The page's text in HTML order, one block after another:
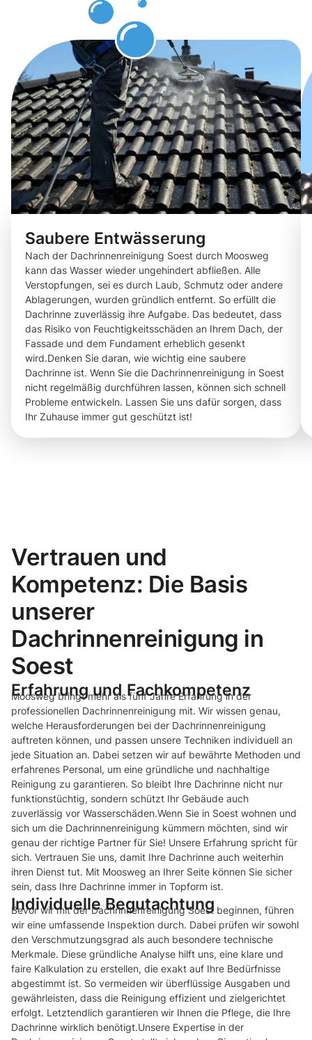
Saubere Entwässerung
Nach der Dachrinnenreinigung Soest durch Moosweg
kann das Wasser wieder ungehindert abfließen. Alle
Verstopfungen, sei es durch Laub, Schmutz oder andere
Ablagerungen, wurden gründlich entfernt. So erfüllt die
Dachrinne zuverlässig ihre Aufgabe. Das bedeutet, dass
das Risiko von Feuchtigkeitsschäden an Ihrem Dach, der
Fassade und dem Fundament erheblich gesenkt
wird.Denken Sie daran, wie wichtig eine saubere
Dachrinne ist. Wenn Sie die Dachrinnenreinigung in Soest
nicht regelmäßig durchführen lassen, können sich schnell
Probleme entwickeln. Lassen Sie uns dafür sorgen, dass
Ihr Zuhause immer gut geschützt ist!
Vertrauen und
Kompetenz: Die Basis
unserer
Dachrinnenreinigung in
Soest
Erfahrung und Fachkompetenz
Moosweg bringt mehr als fünf Jahre Erfahrung in der
professionellen Dachrinnenreinigung mit. Wir wissen genau,
welche Herausforderungen bei der Dachrinnenreinigung
auftreten können, und passen unsere Techniken individuell an
jede Situation an. Dabei setzen wir auf bewährte Methoden und
erfahrenes Personal, um eine gründliche und nachhaltige
Reinigung zu garantieren. So bleibt Ihre Dachrinne nicht nur
funktionstüchtig, sondern schützt Ihr Gebäude auch
zuverlässig vor Wasserschäden.Wenn Sie in Soest wohnen und
sich um die Dachrinnenreinigung kümmern möchten, sind wir
genau der richtige Partner für Sie! Unsere Erfahrung spricht für
sich. Vertrauen Sie uns, damit Ihre Dachrinne auch weiterhin
ihren Dienst tut. Mit Moosweg an Ihrer Seite können Sie sicher
sein, dass Ihre Dachrinne immer in Topform ist.
Individuelle Begutachtung
Bevor wir mit der Dachrinnenreinigung Soest beginnen, führen
wir eine umfassende Inspektion durch. Dabei prüfen wir sowohl
den Verschmutzungsgrad als auch besondere technische
Merkmale. Diese gründliche Analyse hilft uns, eine klare und
faire Kalkulation zu erstellen, die exakt auf Ihre Bedürfnisse
abgestimmt ist. So vermeiden wir überflüssige Ausgaben und
gewährleisten, dass die Reinigung effizient und zielgerichtet
erfolgt. Letztendlich garantieren wir Ihnen die Pflege, die Ihre
Dachrinne wirklich benötigt.Unsere Expertise in der